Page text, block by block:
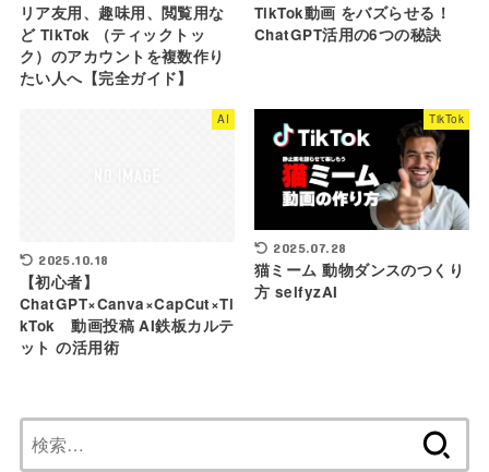
リア友用、趣味用、閲覧用な
ど TikTok （ティックトッ
ク）のアカウントを複数作り
たい人へ【完全ガイド】
TikTok動画 をバズらせる！
ChatGPT活用の6つの秘訣
AI
2025.10.18
【初心者】
ChatGPT×Canva×CapCut×Ti
kTok 動画投稿 AI鉄板カルテ
ット の活用術
TikTok
2025.07.28
猫ミーム 動物ダンスのつくり
方 selfyzAI